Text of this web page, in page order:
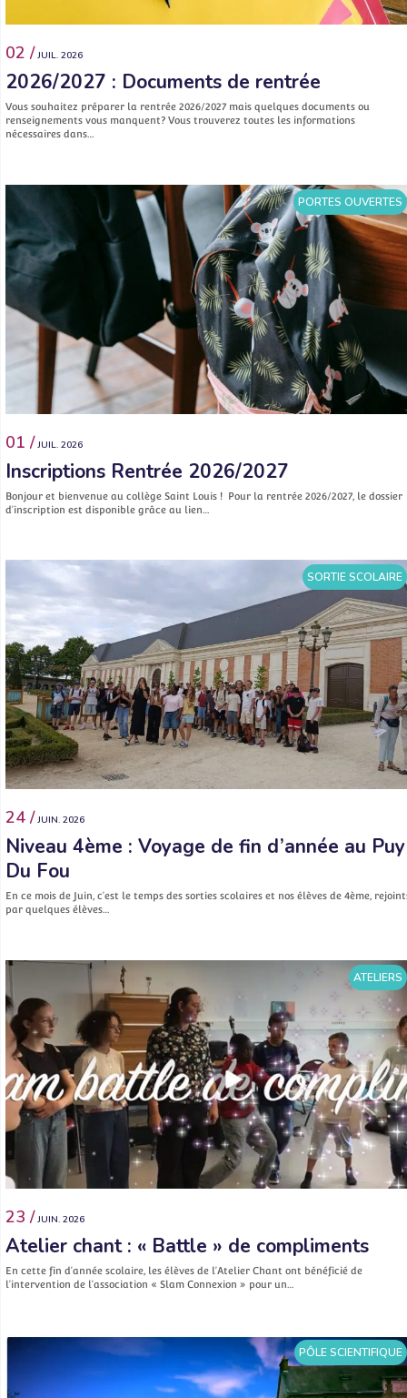
02 / JUIL. 2026
2026/2027 : Documents de rentrée
Vous souhaitez préparer la rentrée 2026/2027 mais quelques documents ou
renseignements vous manquent? Vous trouverez toutes les informations
nécessaires dans…
PORTES OUVERTES
01 / JUIL. 2026
Inscriptions Rentrée 2026/2027
Bonjour et bienvenue au collège Saint Louis ! Pour la rentrée 2026/2027, le dossier
d’inscription est disponible grâce au lien…
SORTIE SCOLAIRE
24 / JUIN. 2026
Niveau 4ème : Voyage de fin d’année au Puy
Du Fou
En ce mois de Juin, c’est le temps des sorties scolaires et nos élèves de 4ème,
par quelques élèves…
ATELIERS
23 / JUIN. 2026
Atelier chant : « Battle » de compliments
En cette fin d’année scolaire, les élèves de l’Atelier Chant ont bénéficié de
l’intervention de l’association « Slam Connexion » pour un…
PÔLE SCIENTIFIQUE